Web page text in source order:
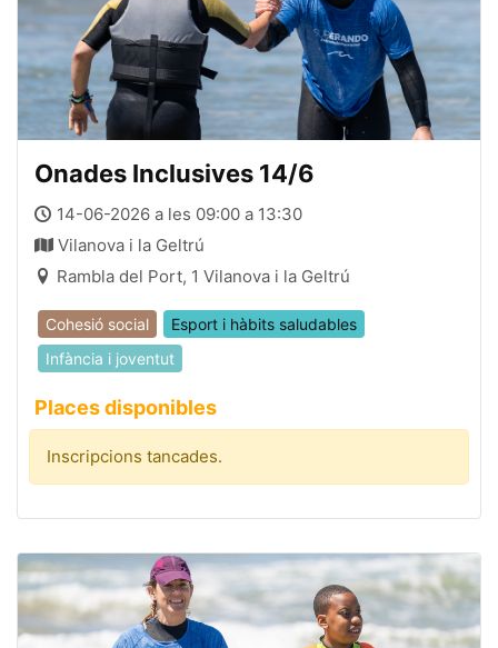
Onades Inclusives 14/6
14-06-2026 a les 09:00 a 13:30
Vilanova i la Geltrú
Rambla del Port, 1 Vilanova i la Geltrú
Cohesió social
Esport i hàbits saludables
Infància i joventut
Places disponibles
Inscripcions tancades.